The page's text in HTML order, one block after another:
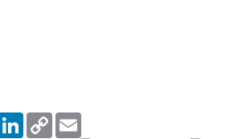
LinkedIn
Copy
Link